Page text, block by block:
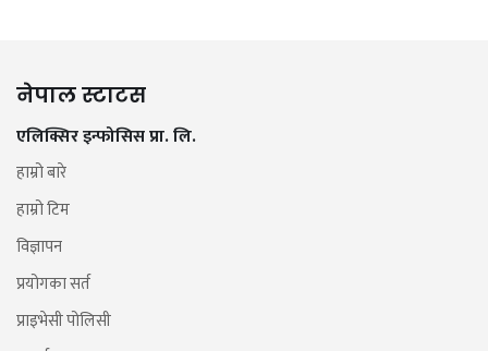
नेपाल स्टाटस
एलिक्सिर इन्फोसिस प्रा. लि.
हाम्रो बारे
हाम्रो टिम
विज्ञापन
प्रयोगका सर्त
प्राइभेसी पोलिसी